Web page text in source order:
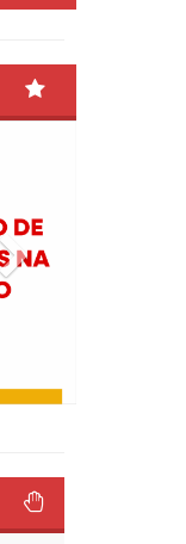
Next